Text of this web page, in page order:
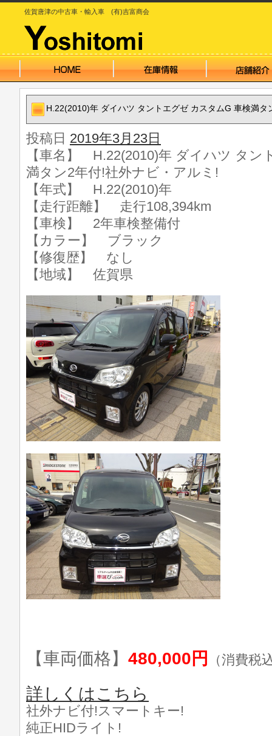
佐賀唐津の中古車・輸入車 (有)吉富商会
H.22(2010)年 ダイハツ タントエグゼ カスタムG 車検満タ
投稿日 2019年3月23日
【車名】 H.22(2010)年 ダイハツ タン
満タン2年付!社外ナビ・アルミ!
【年式】 H.22(2010)年
【走行距離】 走行108,394km
【車検】 2年車検整備付
【カラー】 ブラック
【修復歴】 なし
【地域】 佐賀県
【車両価格】 480,000円 （消費税
詳しくはこちら
社外ナビ付!スマートキー!
純正HIDライト!